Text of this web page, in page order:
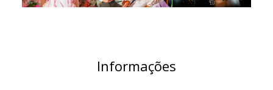
Informações